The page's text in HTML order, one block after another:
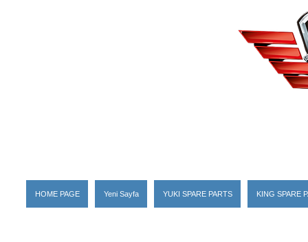
HOME PAGE Yeni Sayfa YUKI SPARE PARTS KING SPARE